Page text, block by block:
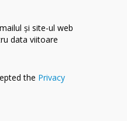
și site-ul web
data viitoare
the Privacy